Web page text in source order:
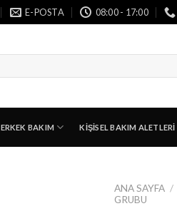
E-POSTA 08:00 - 17:00
ERKEK BAKIM KIŞISEL BAKIM ALETLERI
ANA SAYFA /
GRUBU